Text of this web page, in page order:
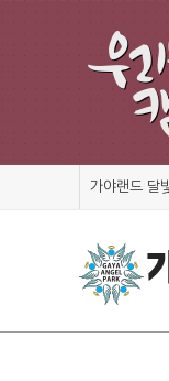
가야랜드 달